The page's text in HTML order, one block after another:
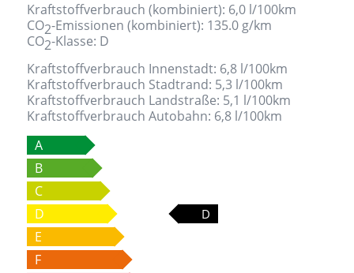
Kraftstoffverbrauch (kombiniert): 6,0 l/100km
CO2-Emissionen (kombiniert): 135.0 g/km
CO2-Klasse: D
Kraftstoffverbrauch Innenstadt: 6,8 l/100km
Kraftstoffverbrauch Stadtrand: 5,3 l/100km
Kraftstoffverbrauch Landstraße: 5,1 l/100km
Kraftstoffverbrauch Autobahn: 6,8 l/100km
A
B
C
D
D
E
F